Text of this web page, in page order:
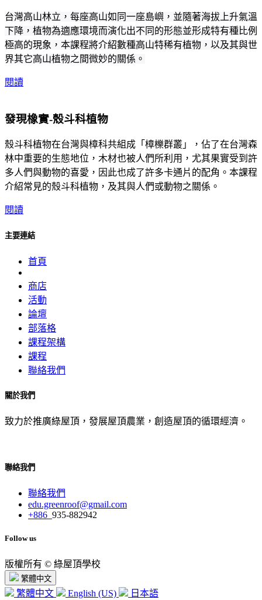
台灣高山林立，每座高山如同一座島嶼，並隨著海拔上升氣溫
下降，植物為適應環境而演化出不同的形態並形成特有種比例
極高的現象，本課程將介紹數種高山特稀有植物，以及其與世
界其它高山植物之間微妙的關係。
閱讀
發現橡實-殼斗科植物
殼斗科植物在台灣與樟科共組成「樟櫟群叢」，佔了在台灣森
林中重要的生態地位，木材也被人們所利用，尤其果實受到許
多人們與動物的喜愛，因此也成了許多卡通片的配角。本課程
介紹常見的殼斗科植物，及其與人們或動物之關係。
閱讀
主要連結
首頁
商店
活動
論壇
部落格
課程架構
課程
聯絡我們
關於我們
致力於推廣綠屋頂，發展屋頂農業，創造屋頂的循環經濟。
聯絡我們
聯絡我們
edu.greenroof@gmail.com
+886 935-882942
Follow us
版權所有 © 綠屋頂學校
繁體中文
繁體中文 English (US) 日本語